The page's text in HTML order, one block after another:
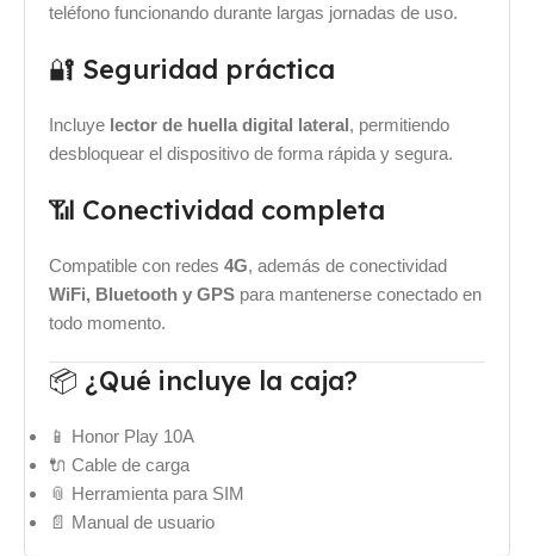
teléfono funcionando durante largas jornadas de uso.
🔐 Seguridad práctica
Incluye lector de huella digital lateral, permitiendo
desbloquear el dispositivo de forma rápida y segura.
📶 Conectividad completa
Compatible con redes 4G, además de conectividad
WiFi, Bluetooth y GPS para mantenerse conectado en
todo momento.
📦 ¿Qué incluye la caja?
📱 Honor Play 10A
🔌 Cable de carga
📎 Herramienta para SIM
📄 Manual de usuario